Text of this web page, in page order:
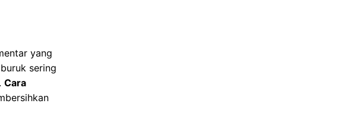
yang
sering
Cara